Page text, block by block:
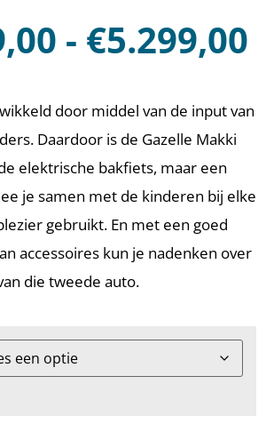
- €5.299,00
door middel van de input van
Daardoor is de Gazelle Makki
elektrische bakfiets, maar een
je samen met de kinderen bij elke
gebruikt. En met een goed
accessoires kun je nadenken over
die tweede auto.